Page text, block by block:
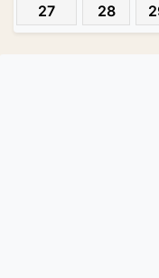
27
28